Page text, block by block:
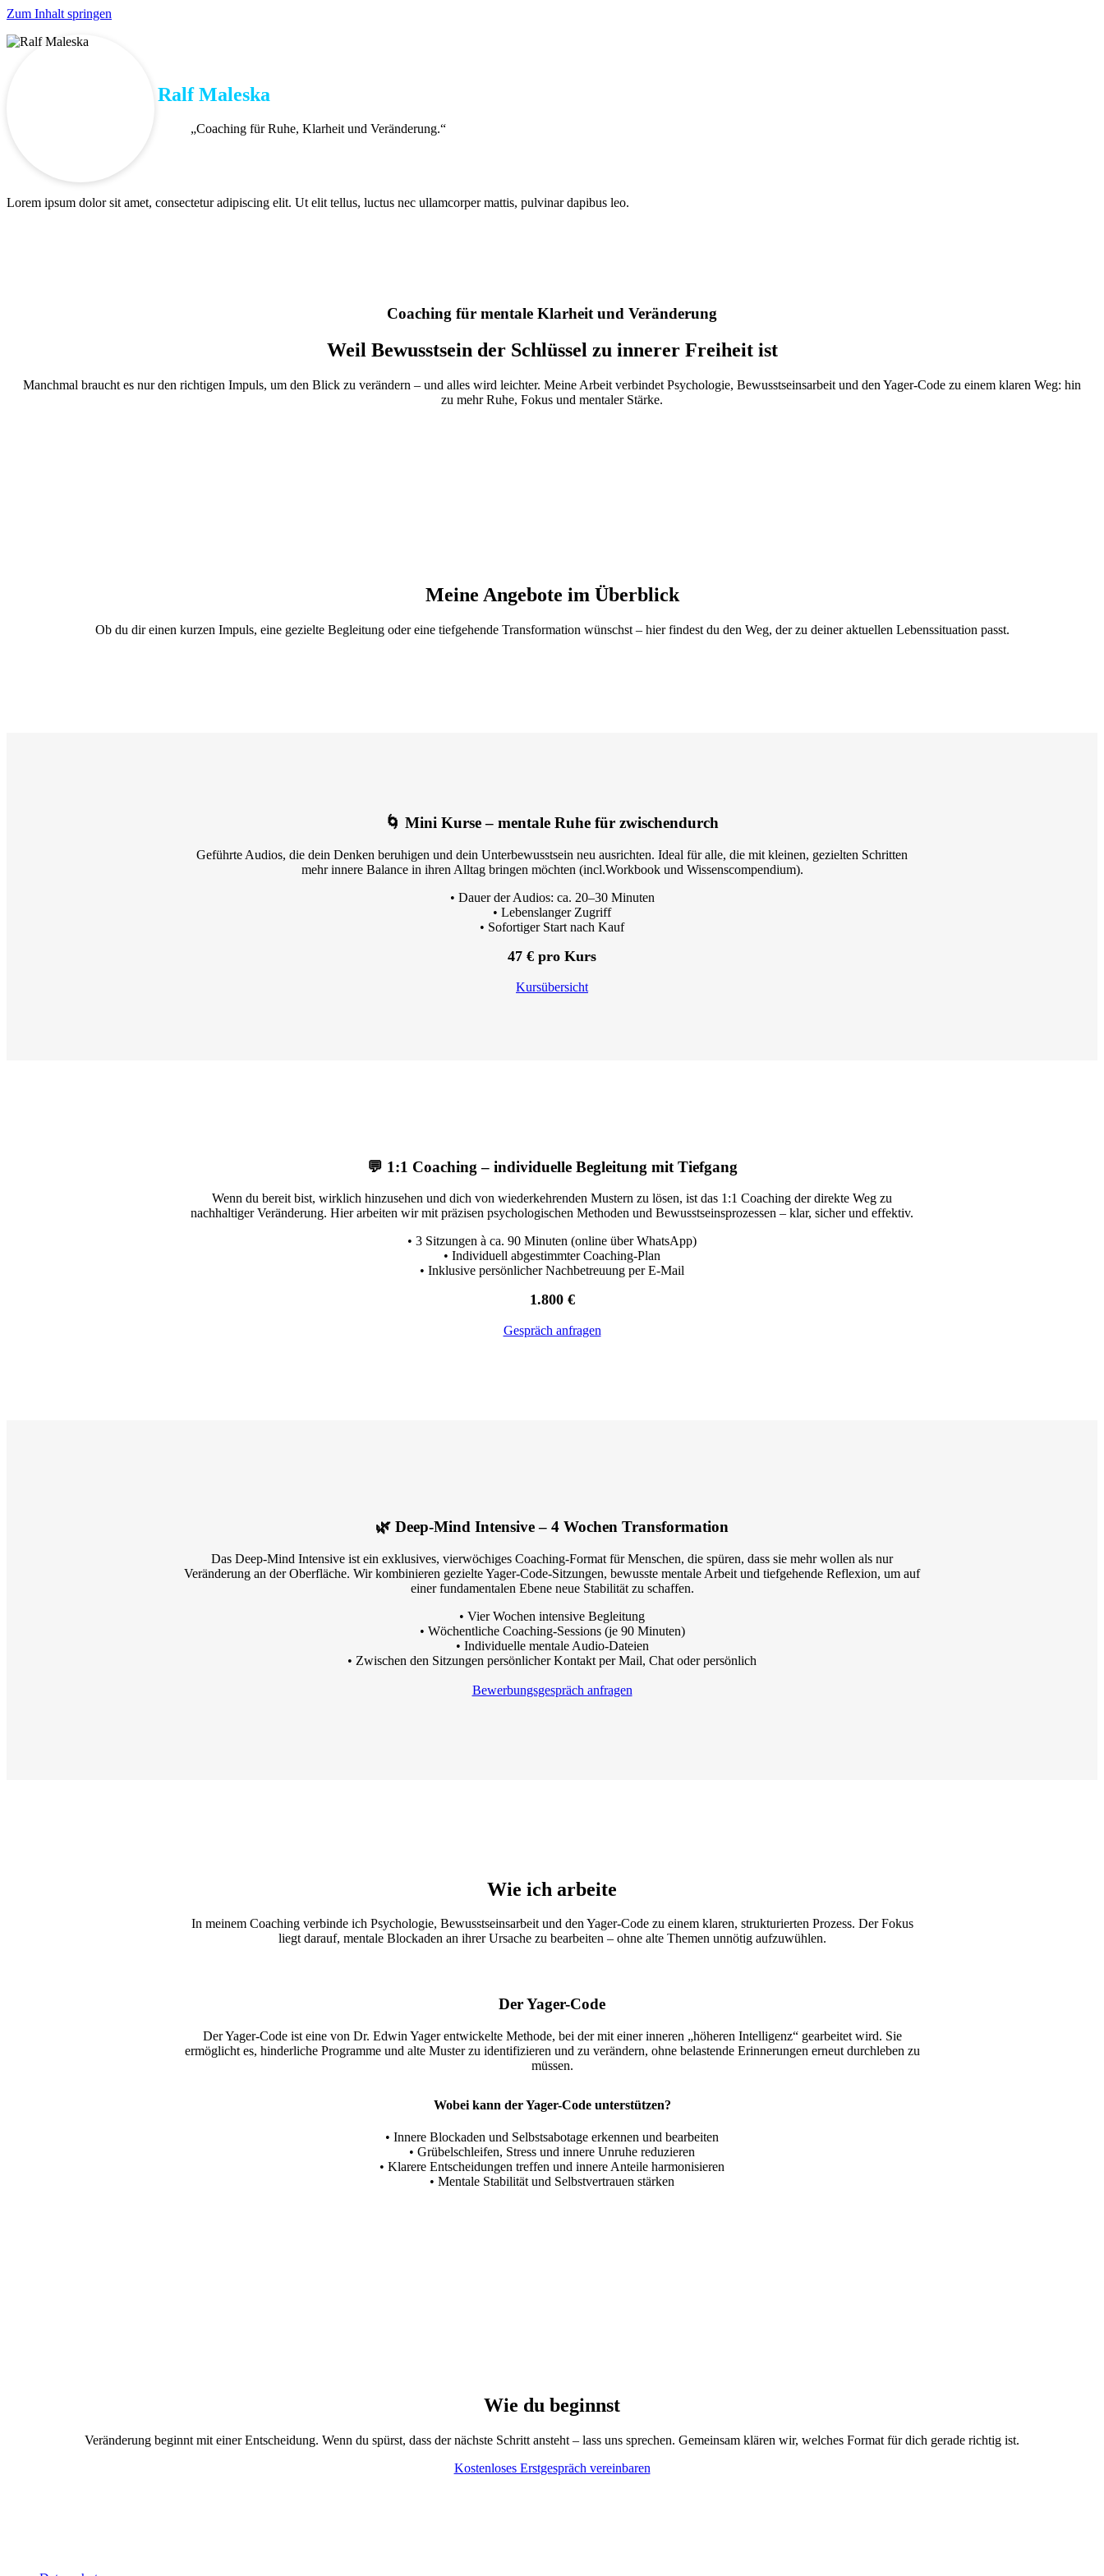
Zum Inhalt springen
Ralf Maleska
„Coaching für Ruhe, Klarheit und Veränderung.“
Lorem ipsum dolor sit amet, consectetur adipiscing elit. Ut elit tellus, luctus nec ullamcorper mattis, pulvinar dapibus leo.
Coaching für mentale Klarheit und Veränderung
Weil Bewusstsein der Schlüssel zu innerer Freiheit ist
Manchmal braucht es nur den richtigen Impuls, um den Blick zu verändern – und alles wird leichter. Meine Arbeit verbindet Psychologie, Bewusstseinsarbeit und den Yager-Code zu einem klaren Weg: hin
zu mehr Ruhe, Fokus und mentaler Stärke.
Meine Angebote im Überblick
Ob du dir einen kurzen Impuls, eine gezielte Begleitung oder eine tiefgehende Transformation wünschst – hier findest du den Weg, der zu deiner aktuellen Lebenssituation passt.
🌀 Mini Kurse – mentale Ruhe für zwischendurch
Geführte Audios, die dein Denken beruhigen und dein Unterbewusstsein neu ausrichten. Ideal für alle, die mit kleinen, gezielten Schritten
mehr innere Balance in ihren Alltag bringen möchten (incl.Workbook und Wissenscompendium).
• Dauer der Audios: ca. 20–30 Minuten
• Lebenslanger Zugriff
• Sofortiger Start nach Kauf
47 € pro Kurs
Kursübersicht
💬 1:1 Coaching – individuelle Begleitung mit Tiefgang
Wenn du bereit bist, wirklich hinzusehen und dich von wiederkehrenden Mustern zu lösen, ist das 1:1 Coaching der direkte Weg zu
nachhaltiger Veränderung. Hier arbeiten wir mit präzisen psychologischen Methoden und Bewusstseinsprozessen – klar, sicher und effektiv.
• 3 Sitzungen à ca. 90 Minuten (online über WhatsApp)
• Individuell abgestimmter Coaching-Plan
• Inklusive persönlicher Nachbetreuung per E-Mail
1.800 €
Gespräch anfragen
🌿 Deep-Mind Intensive – 4 Wochen Transformation
Das Deep-Mind Intensive ist ein exklusives, vierwöchiges Coaching-Format für Menschen, die spüren, dass sie mehr wollen als nur
Veränderung an der Oberfläche. Wir kombinieren gezielte Yager-Code-Sitzungen, bewusste mentale Arbeit und tiefgehende Reflexion, um auf
einer fundamentalen Ebene neue Stabilität zu schaffen.
• Vier Wochen intensive Begleitung
• Wöchentliche Coaching-Sessions (je 90 Minuten)
• Individuelle mentale Audio-Dateien
• Zwischen den Sitzungen persönlicher Kontakt per Mail, Chat oder persönlich
Bewerbungsgespräch anfragen
Wie ich arbeite
In meinem Coaching verbinde ich Psychologie, Bewusstseinsarbeit und den Yager-Code zu einem klaren, strukturierten Prozess. Der Fokus
liegt darauf, mentale Blockaden an ihrer Ursache zu bearbeiten – ohne alte Themen unnötig aufzuwühlen.
Der Yager-Code
Der Yager-Code ist eine von Dr. Edwin Yager entwickelte Methode, bei der mit einer inneren „höheren Intelligenz“ gearbeitet wird. Sie
ermöglicht es, hinderliche Programme und alte Muster zu identifizieren und zu verändern, ohne belastende Erinnerungen erneut durchleben zu
müssen.
Wobei kann der Yager-Code unterstützen?
• Innere Blockaden und Selbstsabotage erkennen und bearbeiten
• Grübelschleifen, Stress und innere Unruhe reduzieren
• Klarere Entscheidungen treffen und innere Anteile harmonisieren
• Mentale Stabilität und Selbstvertrauen stärken
Wie du beginnst
Veränderung beginnt mit einer Entscheidung. Wenn du spürst, dass der nächste Schritt ansteht – lass uns sprechen. Gemeinsam klären wir, welches Format für dich gerade richtig ist.
Kostenloses Erstgespräch vereinbaren